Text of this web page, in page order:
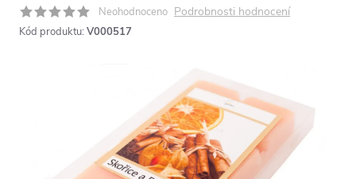
Neohodnoceno Podrobnosti hodnocení
Kód produktu: V000517